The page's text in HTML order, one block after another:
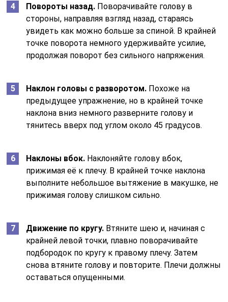
Повороты назад. Поворачивайте голову в
стороны, направляя взгляд назад, стараясь
увидеть как можно больше за спиной. В крайней
точке поворота немного удерживайте усилие,
продолжая поворот без сильного напряжения.
Наклон головы с разворотом. Похоже на
предыдущее упражнение, но в крайней точке
наклона вниз немного разверните голову и
тянитесь вверх под углом около 45 градусов.
Наклоны вбок. Наклоняйте голову вбок,
прижимая её к плечу. В крайней точке наклона
выполните небольшое вытяжение в макушке, не
прижимая голову слишком сильно.
Движение по кругу. Втяните шею и, начиная с
крайней левой точки, плавно поворачивайте
подбородок по кругу к правому плечу. Затем
снова втяните голову и повторите. Плечи должны
оставаться опущенными.